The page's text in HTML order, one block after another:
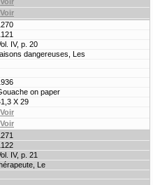
IV, p. 20
dangereuses, Les
on paper
X 29
IV, p. 21
Le